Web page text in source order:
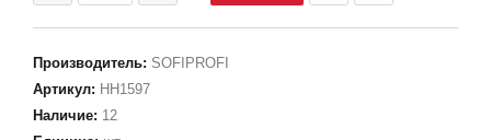
Производитель: SOFIPROFI
Артикул: НН1597
Наличие: 12